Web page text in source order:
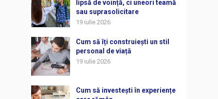
lipsă de voință, ci uneori teamă
sau suprasolicitare
19 iulie 2026
Cum să îți construiești un stil
personal de viață
19 iulie 2026
Cum să investești în experiențe